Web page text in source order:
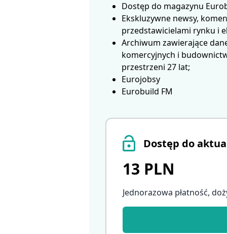
Dostęp do
13 PLN
Jednorazowa płatność,
Dostęp do magazynu
Ekskluzywne newsy,
przedstawicielami rynku i
Archiwum zawierające
komercyjnych i
przestrzeni 27 lat;
Eurojobsy
Eurobuild FM